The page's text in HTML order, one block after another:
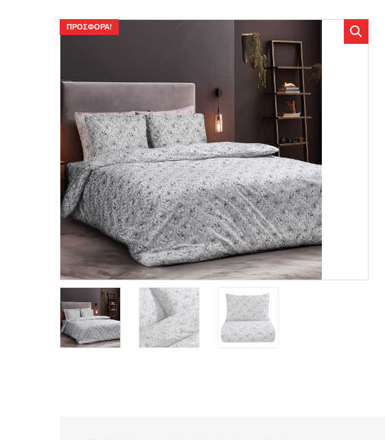
:
ΠΡΟΣΦΟΡΆ!